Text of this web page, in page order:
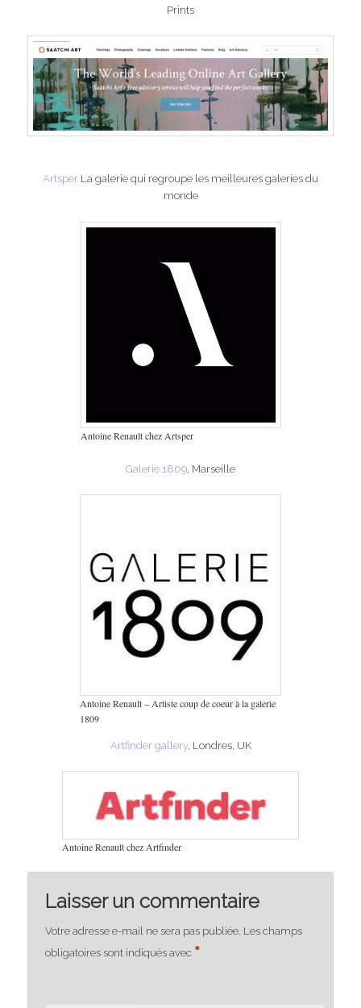
Prints
Artsper La galerie qui regroupe les meilleures galeries du
monde
Antoine Renault chez Artsper
Galerie 1809, Marseille
Antoine Renault – Artiste coup de coeur à la galerie
1809
Artfinder gallery, Londres, UK
Antoine Renault chez Artfinder
Laisser un commentaire
Votre adresse e-mail ne sera pas publiée. Les champs
obligatoires sont indiqués avec *